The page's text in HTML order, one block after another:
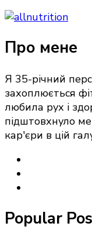
Про мене
Я 35-річний
захоплюється
любила рух і
підштовхнуло
кар'єри в цій
Popular